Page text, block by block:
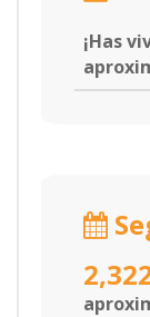
¡Has